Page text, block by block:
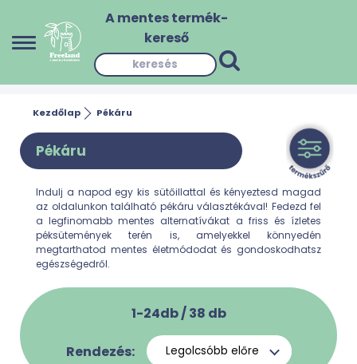
A mentes termék-
kereső
Kezdőlap Pékáru
Pékáru
Indulj a napod egy kis sütőillattal és kényeztesd magad
az oldalunkon található pékáru választékával! Fedezd fel
a legfinomabb mentes alternatívákat a friss és ízletes
péksütemények terén is, amelyekkel könnyedén
megtarthatod mentes életmódodat és gondoskodhatsz
egészségedről.
1-24db /38 db
Rendezés: